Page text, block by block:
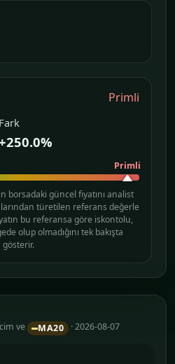
Primli
Primli
borsadaki güncel fiyatını analist
türetilen referans değerle
bu referansa göre iskontolu,
olup olmadığını tek bakışta
gösterir.
ve MA20 · 2026-08-07